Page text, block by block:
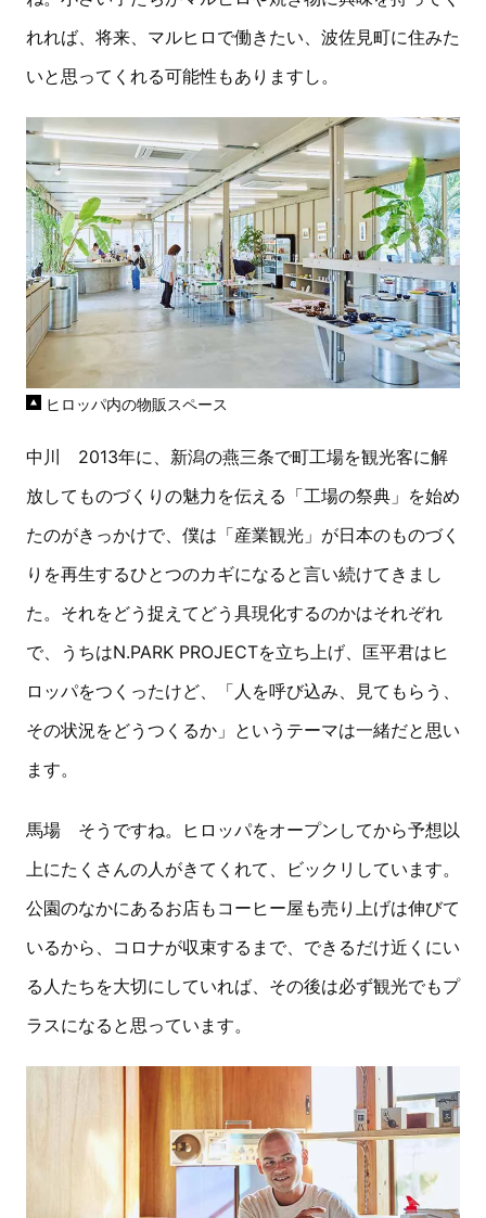
れれば、将来、マルヒロで働きたい、波佐見町に住みた
いと思ってくれる可能性もありますし。
ヒロッパ内の物販スペース
中川 2013年に、新潟の燕三条で町工場を観光客に解
放してものづくりの魅力を伝える「工場の祭典」を始め
たのがきっかけで、僕は「産業観光」が日本のものづく
りを再生するひとつのカギになると言い続けてきまし
た。それをどう捉えてどう具現化するのかはそれぞれ
で、うちはN.PARK PROJECTを立ち上げ、匡平君はヒ
ロッパをつくったけど、「人を呼び込み、見てもらう、
その状況をどうつくるか」というテーマは一緒だと思い
ます。
馬場 そうですね。ヒロッパをオープンしてから予想以
上にたくさんの人がきてくれて、ビックリしています。
公園のなかにあるお店もコーヒー屋も売り上げは伸びて
いるから、コロナが収束するまで、できるだけ近くにい
る人たちを大切にしていれば、その後は必ず観光でもプ
ラスになると思っています。